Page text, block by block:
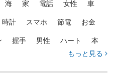
海 家 電話 女性 車
時計 スマホ 節電 お金
握手 男性 ハート 本
トラック 木
もっと見る